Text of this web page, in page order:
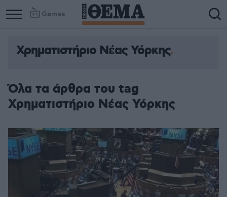
Games
Χρηματιστήριο Νέας Υόρκης
Όλα τα άρθρα του tag
Χρηματιστήριο Νέας Υόρκης